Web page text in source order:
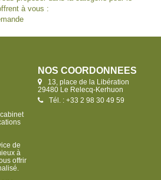
à vous :
de
à
offrir
NOS COORDONNÉES
13, place de la Libération
29480 Le Relecq-Kerhuon
Tél. : +33 2 98 30 49 59